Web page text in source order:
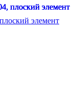
элемент